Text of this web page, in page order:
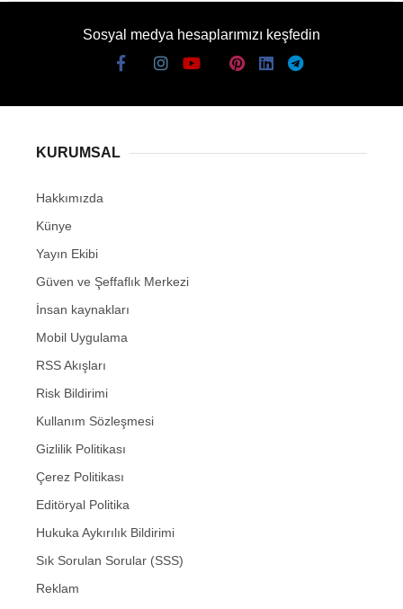
Sosyal medya hesaplarımızı keşfedin
KURUMSAL
Hakkımızda
Künye
Yayın Ekibi
Güven ve Şeffaflık Merkezi
İnsan kaynakları
Mobil Uygulama
RSS Akışları
Risk Bildirimi
Kullanım Sözleşmesi
Gizlilik Politikası
Çerez Politikası
Editöryal Politika
Hukuka Aykırılık Bildirimi
Sık Sorulan Sorular (SSS)
Reklam